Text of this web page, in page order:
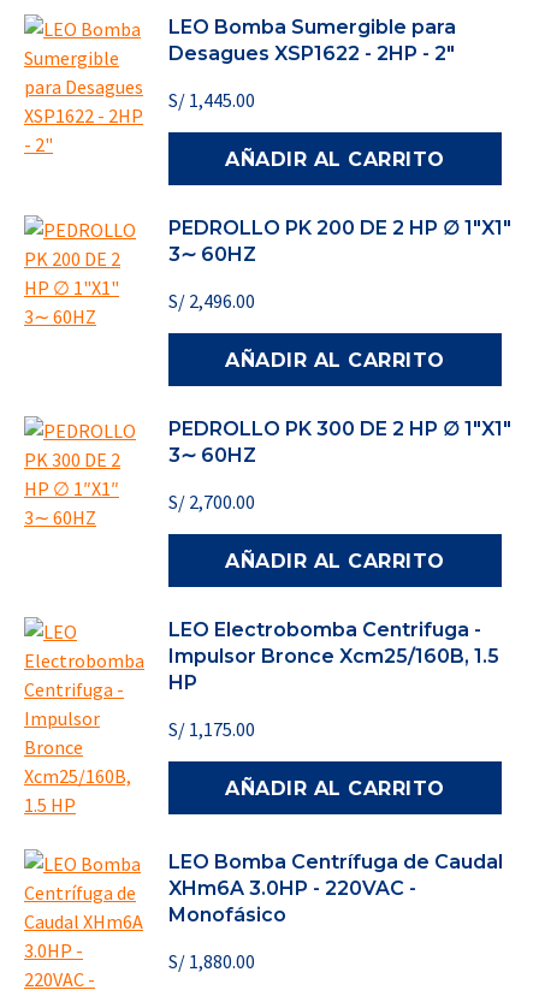
LEO Bomba Sumergible para
Desagues XSP1622 - 2HP - 2"
S/ 1,445.00
AÑADIR AL CARRITO
PEDROLLO PK 200 DE 2 HP ∅ 1"X1"
3∼ 60HZ
S/ 2,496.00
AÑADIR AL CARRITO
PEDROLLO PK 300 DE 2 HP ∅ 1″X1″
3∼ 60HZ
S/ 2,700.00
AÑADIR AL CARRITO
LEO Electrobomba Centrifuga -
Impulsor Bronce Xcm25/160B, 1.5
HP
S/ 1,175.00
AÑADIR AL CARRITO
LEO Bomba Centrífuga de Caudal
XHm6A 3.0HP - 220VAC -
Monofásico
S/ 1,880.00